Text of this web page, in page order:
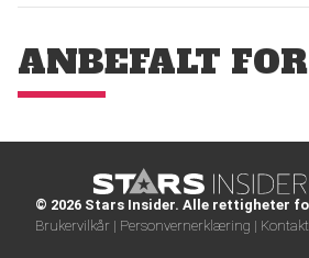
ANBEFALT
© 2026 Stars Insider. Alle rettigheter
Brukervilkår | Personvernerklæring |